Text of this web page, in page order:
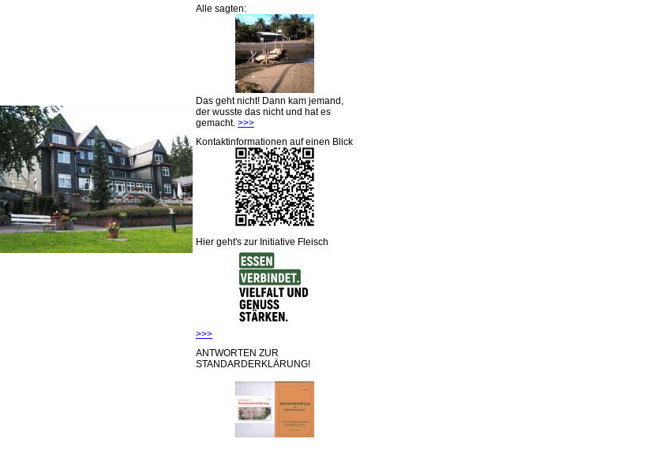
Alle sagten:
Das geht nicht! Dann kam jemand,
der wusste das nicht und hat es
gemacht. >>>
Kontaktinformationen auf einen Blick
Hier geht's zur Initiative Fleisch
>>>
ANTWORTEN ZUR
STANDARDERKLÄRUNG!